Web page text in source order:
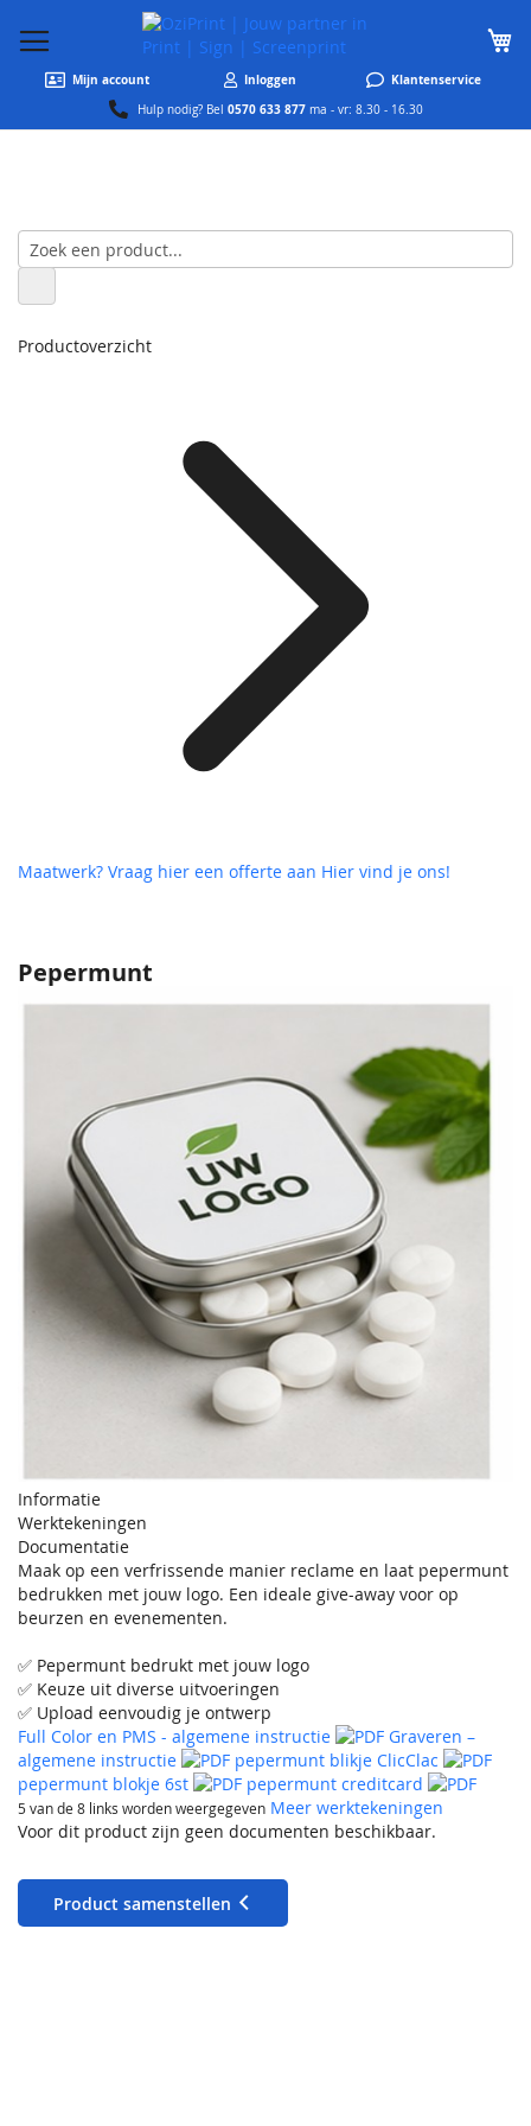
Mijn account Inloggen Klantenservice
Hulp nodig? Bel 0570 633 877 ma - vr: 8.30 - 16.30
Pepermunt
Informatie
Werktekeningen
Documentatie
Maak op een verfrissende manier reclame en laat pepermunt
bedrukken met jouw logo. Een ideale give-away voor op
beurzen en evenementen.
✅ Pepermunt bedrukt met jouw logo
✅ Keuze uit diverse uitvoeringen
✅ Upload eenvoudig je ontwerp
Full Color en PMS - algemene instructie
Graveren –
algemene instructie
pepermunt blikje ClicClac
pepermunt blokje 6st
pepermunt creditcard
5 van de 8 links worden weergegeven Meer werktekeningen
Voor dit product zijn geen documenten beschikbaar.
Product samenstellen
Productoverzicht
Maatwerk? Vraag hier een offerte aan Hier vind je ons!